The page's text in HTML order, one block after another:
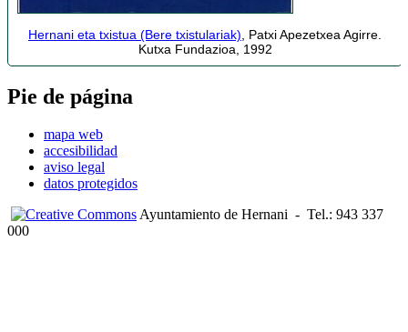
Hernani eta txistua (Bere txistulariak) , Patxi Apezetxea Agirre.
Kutxa Fundazioa, 1992
Pie de página
mapa web
accesibilidad
aviso legal
datos protegidos
Ayuntamiento de Hernani - Tel.: 943 337
000